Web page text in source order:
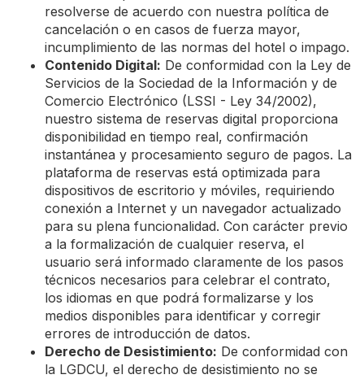
resolverse de acuerdo con nuestra política de
cancelación o en casos de fuerza mayor,
incumplimiento de las normas del hotel o impago.
Contenido Digital: De conformidad con la Ley de
Servicios de la Sociedad de la Información y de
Comercio Electrónico (LSSI - Ley 34/2002),
nuestro sistema de reservas digital proporciona
disponibilidad en tiempo real, confirmación
instantánea y procesamiento seguro de pagos. La
plataforma de reservas está optimizada para
dispositivos de escritorio y móviles, requiriendo
conexión a Internet y un navegador actualizado
para su plena funcionalidad. Con carácter previo
a la formalización de cualquier reserva, el
usuario será informado claramente de los pasos
técnicos necesarios para celebrar el contrato,
los idiomas en que podrá formalizarse y los
medios disponibles para identificar y corregir
errores de introducción de datos.
Derecho de Desistimiento: De conformidad con
la LGDCU, el derecho de desistimiento no se